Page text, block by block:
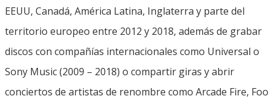
EEUU, Canadá, América Latina, Inglaterra y parte del
territorio europeo entre 2012 y 2018, además de grabar
discos con compañías internacionales como Universal o
Sony Music (2009 – 2018) o compartir giras y abrir
conciertos de artistas de renombre como Arcade Fire, Foo